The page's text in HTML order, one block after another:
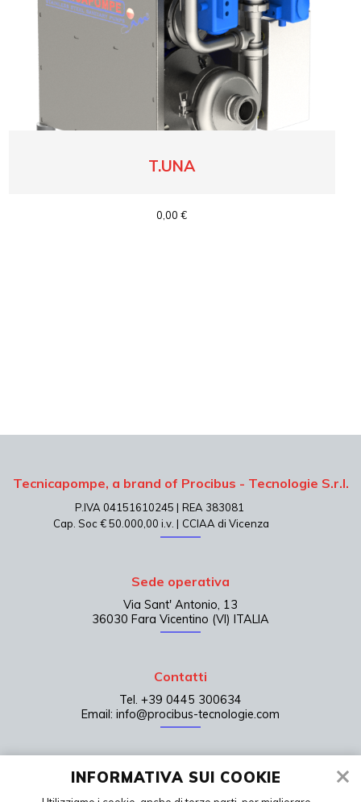
T.UNA
0,00 €
Tecnicapompe, a brand of Procibus - Tecnologie S.r.l.
P.IVA 04151610245 | REA 383081
Cap. Soc € 50.000,00 i.v. | CCIAA di Vicenza
Sede operativa
Via Sant' Antonio, 13
36030 Fara Vicentino (VI) ITALIA
Contatti
Tel. +39 0445 300634
Email: info@procibus-tecnologie.com
Home page
INFORMATIVA SUI COOKIE